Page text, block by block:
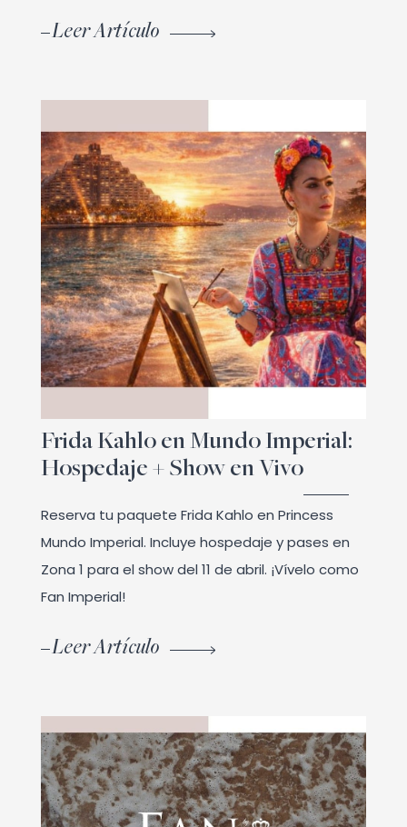
Leer Artículo
Frida Kahlo en Mundo Imperial:
Hospedaje + Show en Vivo
Reserva tu paquete Frida Kahlo en Princess
Mundo Imperial. Incluye hospedaje y pases en
Zona 1 para el show del 11 de abril. ¡Vívelo como
Fan Imperial!
Leer Artículo